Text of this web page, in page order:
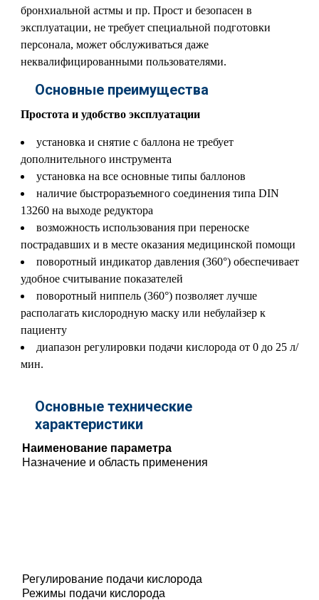
бронхиальной астмы и пр. Прост и безопасен в
эксплуатации, не требует специальной подготовки
персонала, может обслуживаться даже
неквалифицированными пользователями.
Основные преимущества
Простота и удобство эксплуатации
установка и снятие с баллона не требует
дополнительного инструмента
установка на все основные типы баллонов
наличие быстроразъемного соединения типа DIN
13260 на выходе редуктора
возможность использования при переноске
пострадавших и в месте оказания медицинской помощи
поворотный индикатор давления (360°) обеспечивает
удобное считывание показателей
поворотный ниппель (360°) позволяет лучше
располагать кислородную маску или небулайзер к
пациенту
диапазон регулировки подачи кислорода от 0 до 25 л/
мин.
Основные технические
характеристики
Наименование параметра
Назначение и область применения
Регулирование подачи кислорода
Режимы подачи кислорода